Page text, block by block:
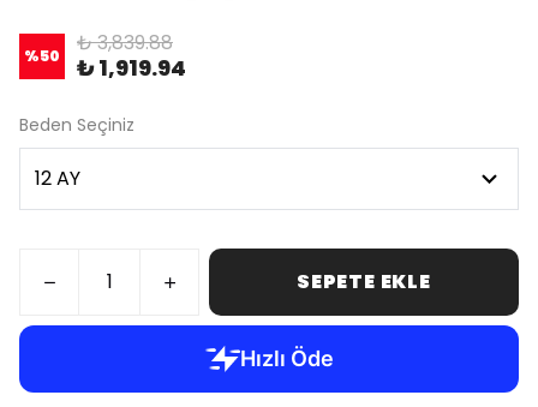
%50 ₺ 3,839.88
₺ 1,919.94
Beden Seçiniz
SEPETE EKLE